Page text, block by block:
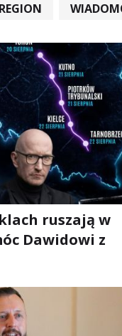
REGION
ruszają w
Dawidowi z